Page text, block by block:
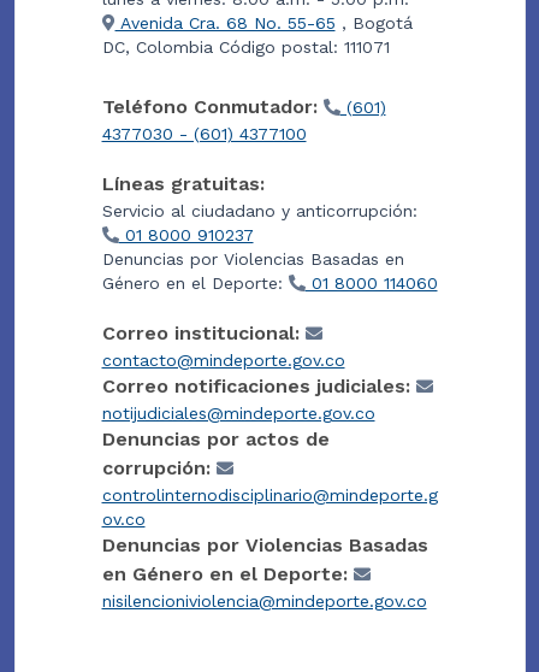
Avenida Cra. 68 No. 55-65 , Bogotá
DC, Colombia Código postal: 111071
Teléfono Conmutador:
(601)
4377030 - (601) 4377100
Líneas gratuitas:
Servicio al ciudadano y anticorrupción:
01 8000 910237
Denuncias por Violencias Basadas en
Género en el Deporte:
01 8000 114060
Correo institucional:
contacto@mindeporte.gov.co
Correo notificaciones judiciales:
notijudiciales@mindeporte.gov.co
Denuncias por actos de
corrupción:
controlinternodisciplinario@mindeporte.g
ov.co
Denuncias por Violencias Basadas
en Género en el Deporte:
nisilencioniviolencia@mindeporte.gov.co